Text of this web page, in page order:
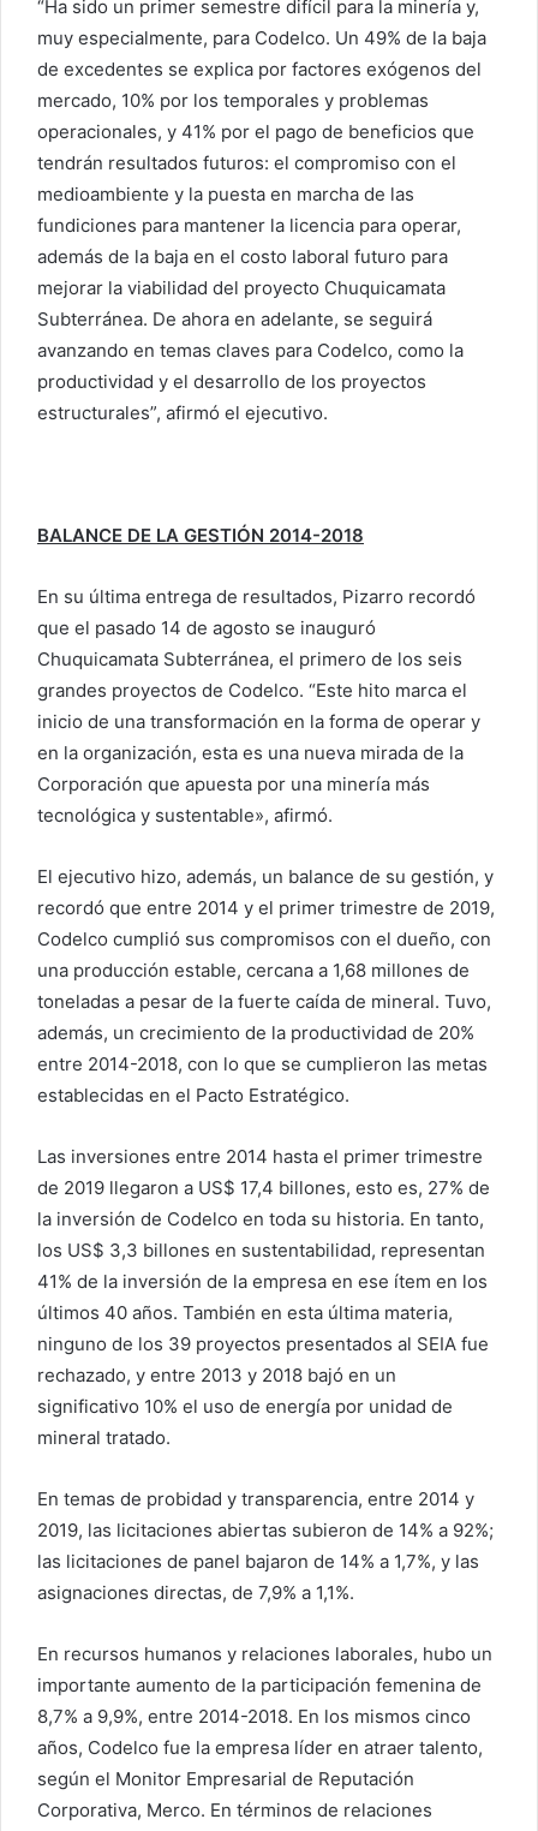
“Ha sido un primer semestre difícil para la minería y,
muy especialmente, para Codelco. Un 49% de la baja
de excedentes se explica por factores exógenos del
mercado, 10% por los temporales y problemas
operacionales, y 41% por el pago de beneficios que
tendrán resultados futuros: el compromiso con el
medioambiente y la puesta en marcha de las
fundiciones para mantener la licencia para operar,
además de la baja en el costo laboral futuro para
mejorar la viabilidad del proyecto Chuquicamata
Subterránea. De ahora en adelante, se seguirá
avanzando en temas claves para Codelco, como la
productividad y el desarrollo de los proyectos
estructurales”, afirmó el ejecutivo.
BALANCE DE LA GESTIÓN 2014-2018
En su última entrega de resultados, Pizarro recordó
que el pasado 14 de agosto se inauguró
Chuquicamata Subterránea, el primero de los seis
grandes proyectos de Codelco. “Este hito marca el
inicio de una transformación en la forma de operar y
en la organización, esta es una nueva mirada de la
Corporación que apuesta por una minería más
tecnológica y sustentable», afirmó.
El ejecutivo hizo, además, un balance de su gestión, y
recordó que entre 2014 y el primer trimestre de 2019,
Codelco cumplió sus compromisos con el dueño, con
una producción estable, cercana a 1,68 millones de
toneladas a pesar de la fuerte caída de mineral. Tuvo,
además, un crecimiento de la productividad de 20%
entre 2014-2018, con lo que se cumplieron las metas
establecidas en el Pacto Estratégico.
Las inversiones entre 2014 hasta el primer trimestre
de 2019 llegaron a US$ 17,4 billones, esto es, 27% de
la inversión de Codelco en toda su historia. En tanto,
los US$ 3,3 billones en sustentabilidad, representan
41% de la inversión de la empresa en ese ítem en los
últimos 40 años. También en esta última materia,
ninguno de los 39 proyectos presentados al SEIA fue
rechazado, y entre 2013 y 2018 bajó en un
significativo 10% el uso de energía por unidad de
mineral tratado.
En temas de probidad y transparencia, entre 2014 y
2019, las licitaciones abiertas subieron de 14% a 92%;
las licitaciones de panel bajaron de 14% a 1,7%, y las
asignaciones directas, de 7,9% a 1,1%.
En recursos humanos y relaciones laborales, hubo un
importante aumento de la participación femenina de
8,7% a 9,9%, entre 2014-2018. En los mismos cinco
años, Codelco fue la empresa líder en atraer talento,
según el Monitor Empresarial de Reputación
Corporativa, Merco. En términos de relaciones